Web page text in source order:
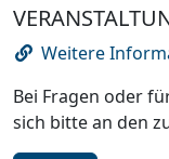
Weitere
Bei Fragen oder
sich bitte an den